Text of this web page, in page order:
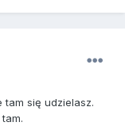
tam się udzielasz.